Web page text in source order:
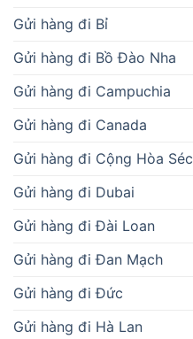
Gửi hàng đi Bỉ
Gửi hàng đi Bồ Đào Nha
Gửi hàng đi Campuchia
Gửi hàng đi Canada
Gửi hàng đi Cộng Hòa Séc
Gửi hàng đi Dubai
Gửi hàng đi Đài Loan
Gửi hàng đi Đan Mạch
Gửi hàng đi Đức
Gửi hàng đi Hà Lan